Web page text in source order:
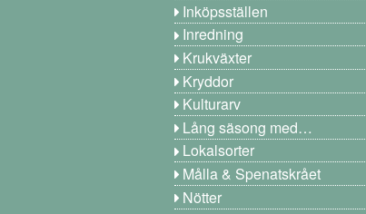
Inköpsställen
Inredning
Krukväxter
Kryddor
Kulturarv
Lång säsong med…
Lokalsorter
Målla & Spenatskrået
Nötter